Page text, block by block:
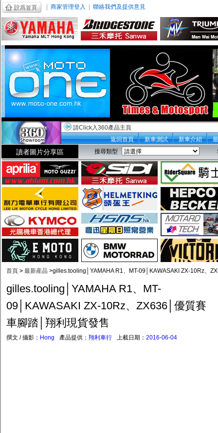
商家管理登入 聯絡我們及提供意見
請Click入360產品主頁
返回首頁
新車測試 新車介紹
讀者圖片分享區 搜尋類型
首頁 > 最新産品 >gilles.tooling│YAMAHA R1、MT-09│KAWASAKI ZX-10Rz、
gilles.tooling│YAMAHA R1、MT-
09│KAWASAKI ZX-10Rz、ZX636│優質賽
車腳踏│翔利現貨發售
撰文 / 攝影： Hong 產品提供： 翔利車行 上載日期： 2016-06-04